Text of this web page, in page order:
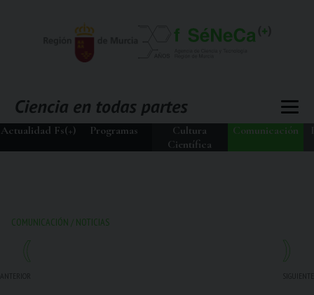
Actualidad Fs(+) Programas
Cultura
Científica
Comunicación
COMUNICACIÓN / NOTICIAS